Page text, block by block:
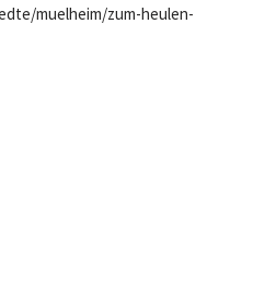
muelheim/zum-heulen-